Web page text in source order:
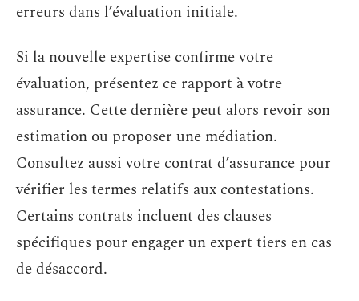
erreurs dans l’évaluation initiale.
Si la nouvelle expertise confirme votre
évaluation, présentez ce rapport à votre
assurance. Cette dernière peut alors revoir son
estimation ou proposer une médiation.
Consultez aussi votre contrat d’assurance pour
vérifier les termes relatifs aux contestations.
Certains contrats incluent des clauses
spécifiques pour engager un expert tiers en cas
de désaccord.